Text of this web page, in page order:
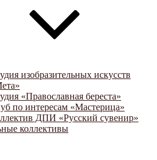
изобразительных искусств
«Православная береста»
по интересам «Мастерица»
ДПИ «Русский сувенир»
коллективы